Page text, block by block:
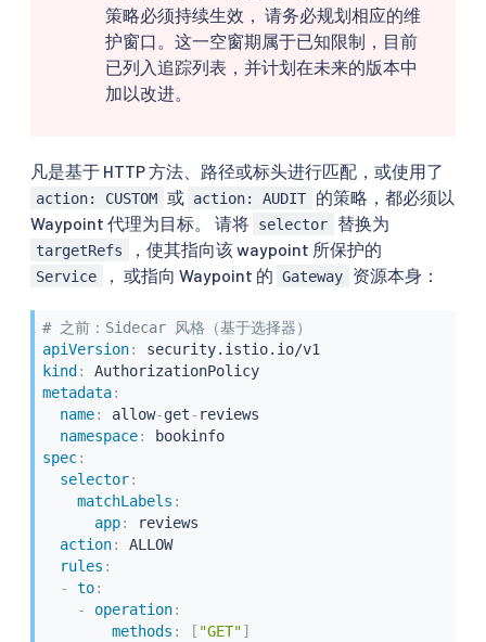
策略必须持续生效， 请务必规划相应的维
护窗口。这一空窗期属于已知限制，目前
已列入追踪列表，并计划在未来的版本中
加以改进。
凡是基于 HTTP 方法、路径或标头进行匹配，或使用了
action: CUSTOM 或 action: AUDIT
的策略，都必须以
Waypoint 代理为目标。 请将 selector 替换为
targetRefs ，使其指向该 waypoint 所保护的
Service ， 或指向 Waypoint 的 Gateway 资源本身：
# 之前：Sidecar 风格（基于选择器）
apiVersion:
security.istio.io/v1
kind :
AuthorizationPolicy
metadata:
name: allow-get- reviews
namespace:
bookinfo
spec:
selector:
matchLabels :
app:
reviews
action:
ALLOW
rules :
-
to:
-
operation:
methods : [ "GET"]